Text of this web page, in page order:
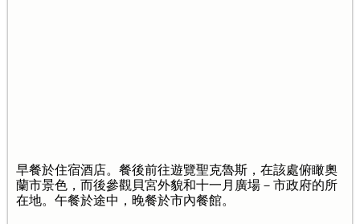
早餐於住宿酒店。餐後前往遊覽聖克魯斯，在該處俯瞰奧
蘭市景色，而後參觀貝宮外貌和十一月廣場－市政府的所
在地。午餐於途中，晚餐於市內餐館。